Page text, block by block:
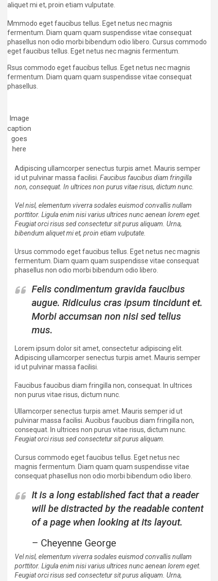
aliquet mi et, proin etiam vulputate.
Mmmodo eget faucibus tellus. Eget netus nec magnis
fermentum. Diam quam quam suspendisse vitae consequat
phasellus non odio morbi bibendum odio libero. Cursus commodo
eget faucibus tellus. Eget netus nec magnis fermentum.
Rsus commodo eget faucibus tellus. Eget netus nec magnis
fermentum. Diam quam quam suspendisse vitae consequat
phasellus.
Image
caption
goes
here
Adipiscing ullamcorper senectus turpis amet. Mauris semper
id ut pulvinar massa facilisi. Faucibus faucibus diam fringilla
non, consequat. In ultrices non purus vitae risus, dictum nunc.
Vel nisl, elementum viverra sodales euismod convallis nullam
porttitor. Ligula enim nisi varius ultrices nunc aenean lorem eget.
Feugiat orci risus sed consectetur sit purus aliquam. Urna,
bibendum aliquet mi et, proin etiam vulputate.
Ursus commodo eget faucibus tellus. Eget netus nec magnis
fermentum. Diam quam quam suspendisse vitae consequat
phasellus non odio morbi bibendum odio libero.
Felis condimentum gravida faucibus
augue. Ridiculus cras ipsum tincidunt et.
Morbi accumsan non nisi sed tellus
mus.
Lorem ipsum dolor sit amet, consectetur adipiscing elit.
Adipiscing ullamcorper senectus turpis amet. Mauris semper
id ut pulvinar massa facilisi.
Faucibus faucibus diam fringilla non, consequat. In ultrices
non purus vitae risus, dictum nunc.
Ullamcorper senectus turpis amet. Mauris semper id ut
pulvinar massa facilisi. Aucibus faucibus diam fringilla non,
consequat. In ultrices non purus vitae risus, dictum nunc.
Feugiat orci risus sed consectetur sit purus aliquam.
Cursus commodo eget faucibus tellus. Eget netus nec
magnis fermentum. Diam quam quam suspendisse vitae
consequat phasellus non odio morbi bibendum odio libero.
It is a long established fact that a reader
will be distracted by the readable content
of a page when looking at its layout.
– Cheyenne George
Vel nisl, elementum viverra sodales euismod convallis nullam
porttitor. Ligula enim nisi varius ultrices nunc aenean lorem eget.
Feugiat orci risus sed consectetur sit purus aliquam. Urna,